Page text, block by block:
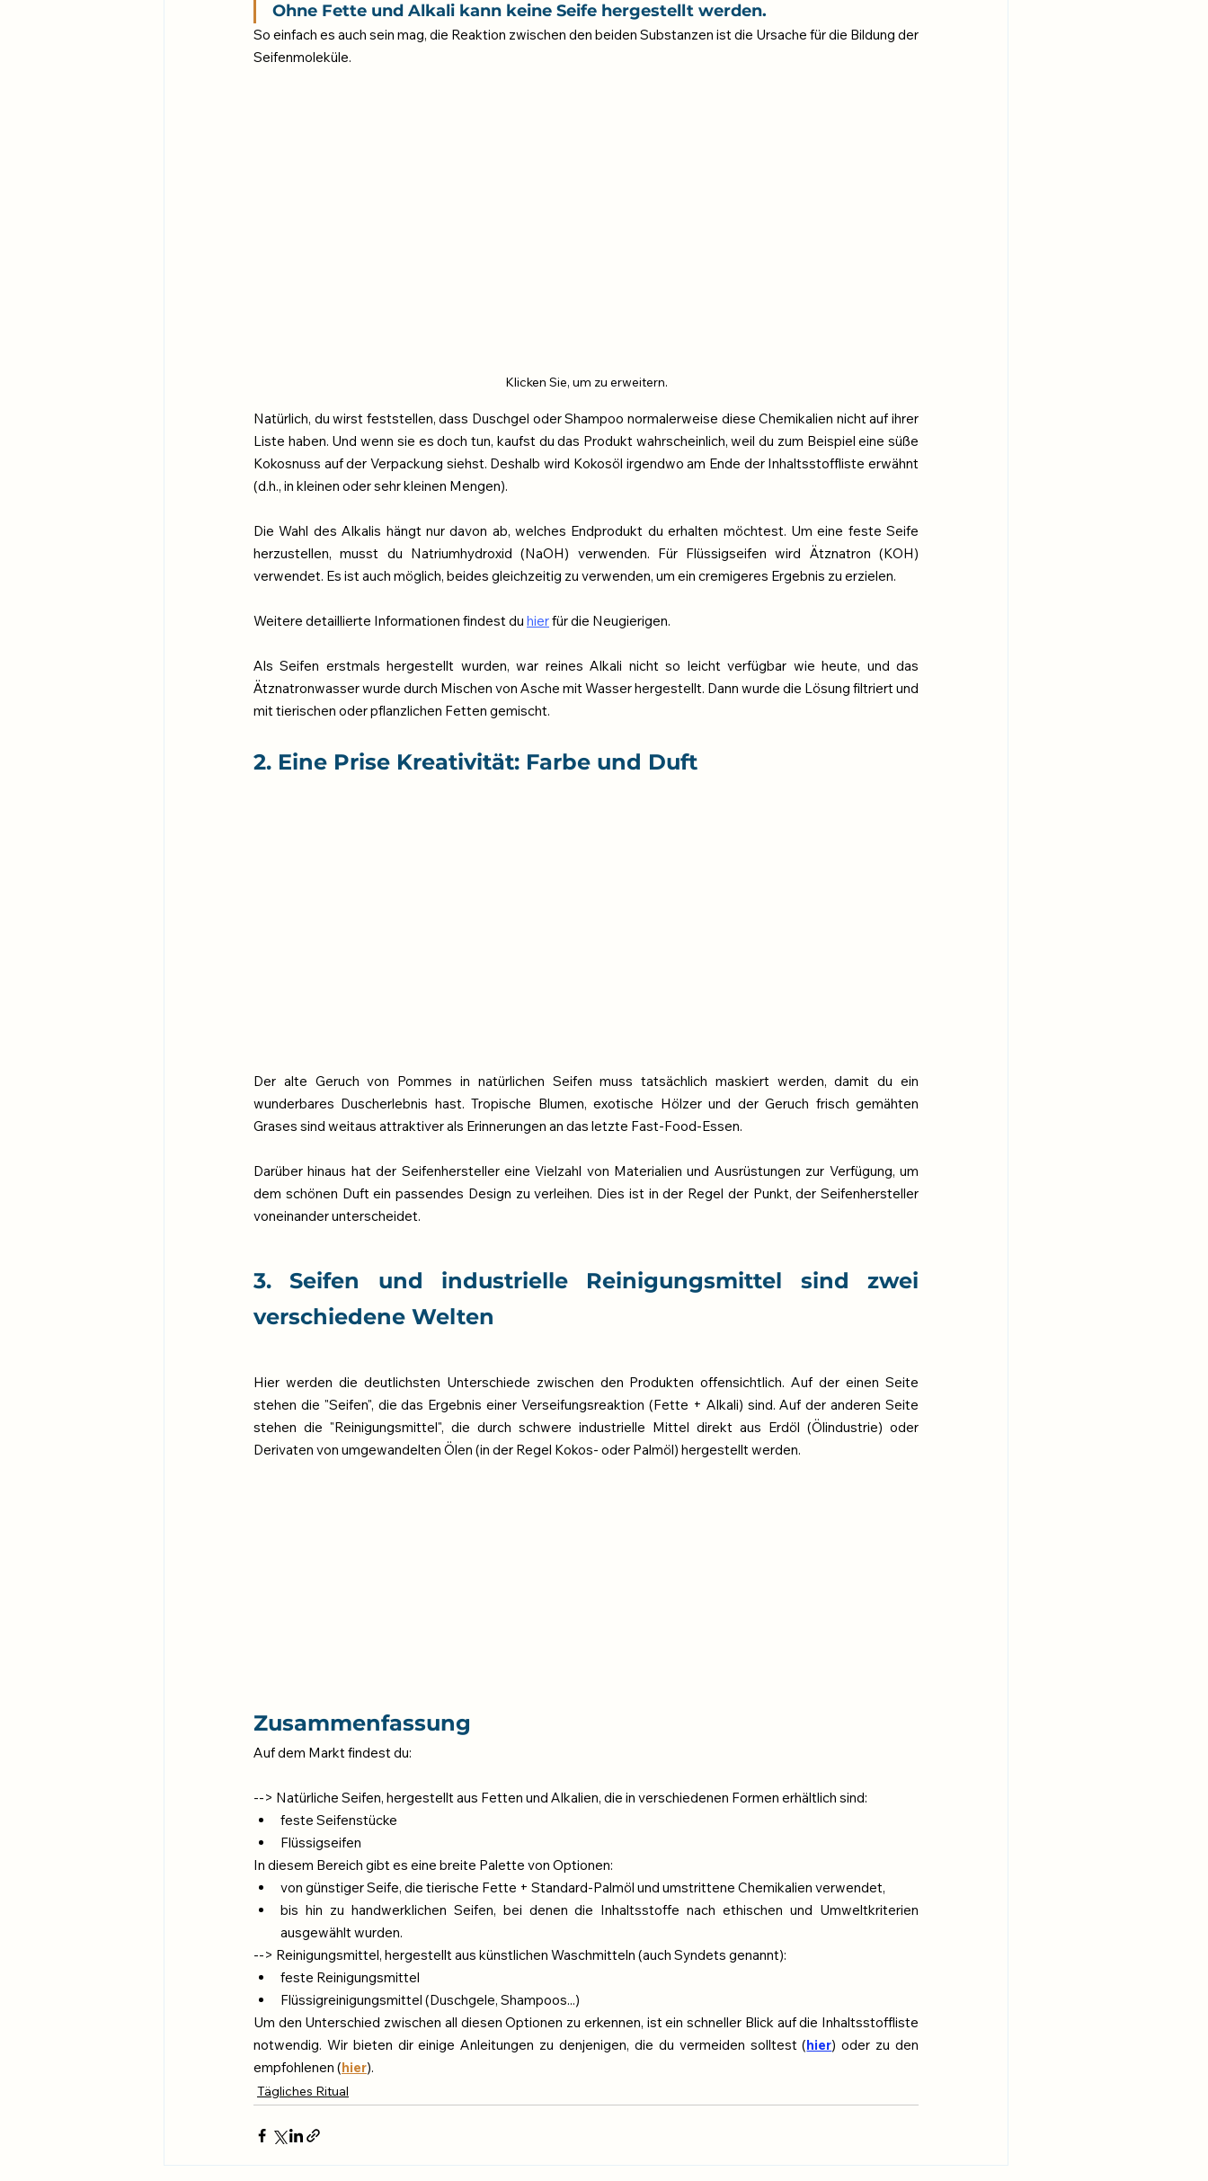
Ohne Fette und Alkali kann keine Seife hergestellt werden.
So einfach es auch sein mag, die Reaktion zwischen den beiden Substanzen ist die Ursache für die Bildung der
Seifenmoleküle.
Klicken Sie, um zu erweitern.
Natürlich, du wirst feststellen, dass Duschgel oder Shampoo normalerweise diese Chemikalien nicht auf ihrer
Liste haben. Und wenn sie es doch tun, kaufst du das Produkt wahrscheinlich, weil du zum Beispiel eine süße
Kokosnuss auf der Verpackung siehst. Deshalb wird Kokosöl irgendwo am Ende der Inhaltsstoffliste erwähnt
(d.h., in kleinen oder sehr kleinen Mengen).
Die Wahl des Alkalis hängt nur davon ab, welches Endprodukt du erhalten möchtest. Um eine feste Seife
herzustellen, musst du Natriumhydroxid (NaOH) verwenden. Für Flüssigseifen wird Ätznatron (KOH)
verwendet. Es ist auch möglich, beides gleichzeitig zu verwenden, um ein cremigeres Ergebnis zu erzielen.
Weitere detaillierte Informationen findest du hier für die Neugierigen.
Als Seifen erstmals hergestellt wurden, war reines Alkali nicht so leicht verfügbar wie heute, und das
Ätznatronwasser wurde durch Mischen von Asche mit Wasser hergestellt. Dann wurde die Lösung filtriert und
mit tierischen oder pflanzlichen Fetten gemischt.
2. Eine Prise Kreativität: Farbe und Duft
Der alte Geruch von Pommes in natürlichen Seifen muss tatsächlich maskiert werden, damit du ein
wunderbares Duscherlebnis hast. Tropische Blumen, exotische Hölzer und der Geruch frisch gemähten
Grases sind weitaus attraktiver als Erinnerungen an das letzte Fast-Food-Essen.
Darüber hinaus hat der Seifenhersteller eine Vielzahl von Materialien und Ausrüstungen zur Verfügung, um
dem schönen Duft ein passendes Design zu verleihen. Dies ist in der Regel der Punkt, der Seifenhersteller
voneinander unterscheidet.
3. Seifen und industrielle Reinigungsmittel sind zwei
verschiedene Welten
Hier werden die deutlichsten Unterschiede zwischen den Produkten offensichtlich. Auf der einen Seite
stehen die "Seifen", die das Ergebnis einer Verseifungsreaktion (Fette + Alkali) sind. Auf der anderen Seite
stehen die "Reinigungsmittel", die durch schwere industrielle Mittel direkt aus Erdöl (Ölindustrie) oder
Derivaten von umgewandelten Ölen (in der Regel Kokos- oder Palmöl) hergestellt werden.
Zusammenfassung
Auf dem Markt findest du:
--> Natürliche Seifen, hergestellt aus Fetten und Alkalien, die in verschiedenen Formen erhältlich sind:
feste Seifenstücke
Flüssigseifen
In diesem Bereich gibt es eine breite Palette von Optionen:
von günstiger Seife, die tierische Fette + Standard-Palmöl und umstrittene Chemikalien verwendet,
bis hin zu handwerklichen Seifen, bei denen die Inhaltsstoffe nach ethischen und Umweltkriterien
ausgewählt wurden.
--> Reinigungsmittel, hergestellt aus künstlichen Waschmitteln (auch Syndets genannt):
feste Reinigungsmittel
Flüssigreinigungsmittel (Duschgele, Shampoos...)
Um den Unterschied zwischen all diesen Optionen zu erkennen, ist ein schneller Blick auf die Inhaltsstoffliste
notwendig. Wir bieten dir einige Anleitungen zu denjenigen, die du vermeiden solltest (hier) oder zu den
empfohlenen (hier).
Tägliches Ritual